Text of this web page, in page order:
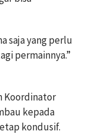
saja yang perlu
permainnya.”
Koordinator
kepada
kondusif.